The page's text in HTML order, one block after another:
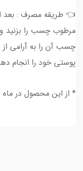
👈 طریقه مصرف :
چسب آن را به آرامی
پوستی خود را انجام
* از این محصول در ماه